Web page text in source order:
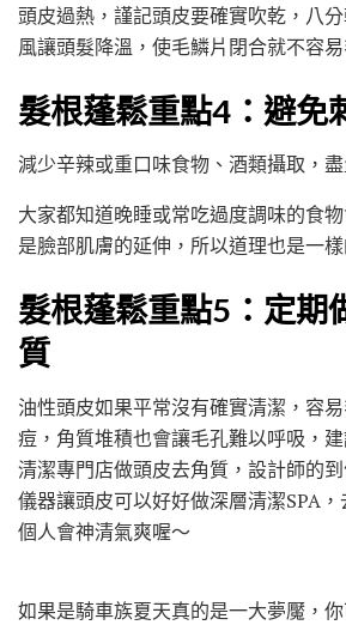
頭皮過熱，謹記頭皮要確實吹乾，八
風讓頭髮降溫，使毛鱗片閉合就不容易
髮根蓬鬆重點4：避免
減少辛辣或重口味食物、酒類攝取，
大家都知道晚睡或常吃過度調味的食
是臉部肌膚的延伸，所以道理也是一樣
髮根蓬鬆重點5：定期
質
油性頭皮如果平常沒有確實清潔，容
痘，角質堆積也會讓毛孔難以呼吸，
清潔專門店做頭皮去角質，設計師的
儀器讓頭皮可以好好做深層清潔SPA
個人會神清氣爽喔～
如果是騎車族夏天真的是一大夢魘，